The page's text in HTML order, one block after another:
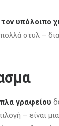
υπόλοιπο
στυλ –
γραφείου
– είναι